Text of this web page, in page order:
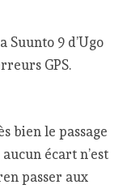
Suunto 9 d’Ugo
GPS.
bien le passage
écart n’est
passer aux